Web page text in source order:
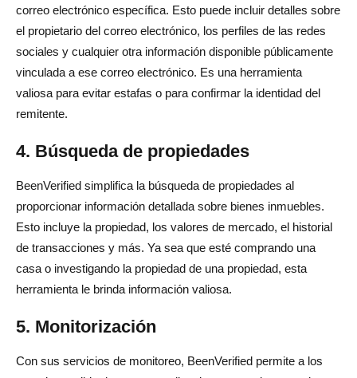
correo electrónico específica. Esto puede incluir detalles sobre
el propietario del correo electrónico, los perfiles de las redes
sociales y cualquier otra información disponible públicamente
vinculada a ese correo electrónico. Es una herramienta
valiosa para evitar estafas o para confirmar la identidad del
remitente.
4. Búsqueda de propiedades
BeenVerified simplifica la búsqueda de propiedades al
proporcionar información detallada sobre bienes inmuebles.
Esto incluye la propiedad, los valores de mercado, el historial
de transacciones y más. Ya sea que esté comprando una
casa o investigando la propiedad de una propiedad, esta
herramienta le brinda información valiosa.
5. Monitorización
Con sus servicios de monitoreo, BeenVerified permite a los